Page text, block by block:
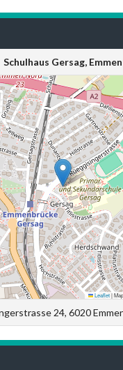
Schulhaus Gersag, Emmen
Leaflet|
24, 6020